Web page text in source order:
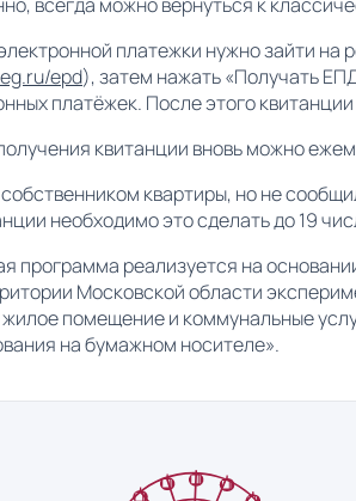
платежки нужно зайти на
epd), затем нажать «Получать
платёжек. После этого
квитанции вновь можно
квартиры, но не
необходимо это сделать до 19
программа реализуется на
Московской области
помещение и коммунальные
на бумажном носителе».